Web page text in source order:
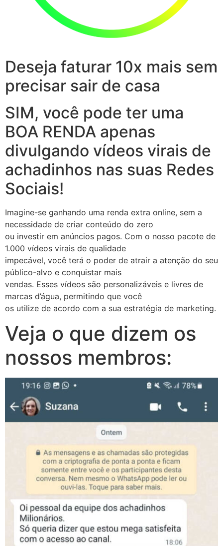
Deseja faturar 10x mais sem
precisar sair de casa
SIM, você pode ter uma
BOA RENDA apenas
divulgando vídeos virais de
achadinhos nas suas Redes
Sociais!
Imagine-se ganhando uma renda extra online, sem a
necessidade de criar conteúdo do zero
ou investir em anúncios pagos. Com o nosso pacote de
1.000 vídeos virais de qualidade
impecável, você terá o poder de atrair a atenção do seu
público-alvo e conquistar mais
vendas. Esses vídeos são personalizáveis e livres de
marcas d’água, permitindo que você
os utilize de acordo com a sua estratégia de marketing.
Veja o que dizem os
nossos membros: